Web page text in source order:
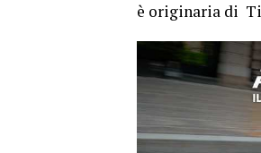
è originaria di